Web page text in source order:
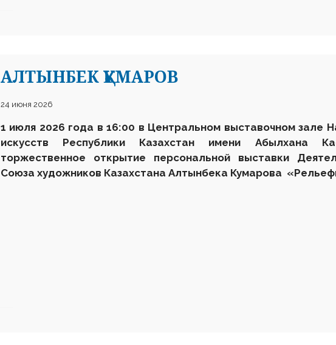
АЛТЫНБЕК ҚҰМАРОВ
24 июня 2026
1 июля 2026 года в 16:00 в Центральном выставочном зале
искусств Республики Казахстан имени Абылхана
торжественное открытие персональной выставки
Союза художников Казахстана Алтынбека Кумарова